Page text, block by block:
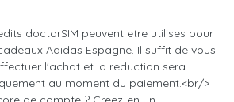
doctorSIM peuvent etre utilises pour
Adidas Espagne. Il suffit de vous
l'achat et la reduction sera
au moment du paiement.<br/>